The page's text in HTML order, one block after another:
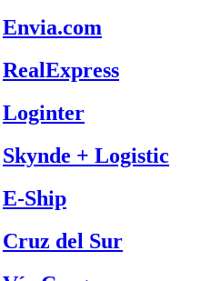
Envia.com
RealExpress
Loginter
Skynde + Logistic
E-Ship
Cruz del Sur